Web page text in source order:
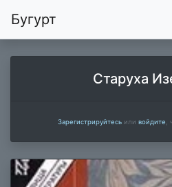
Бугурт
Старуха
Зарегистрируйтесьили войдите ,